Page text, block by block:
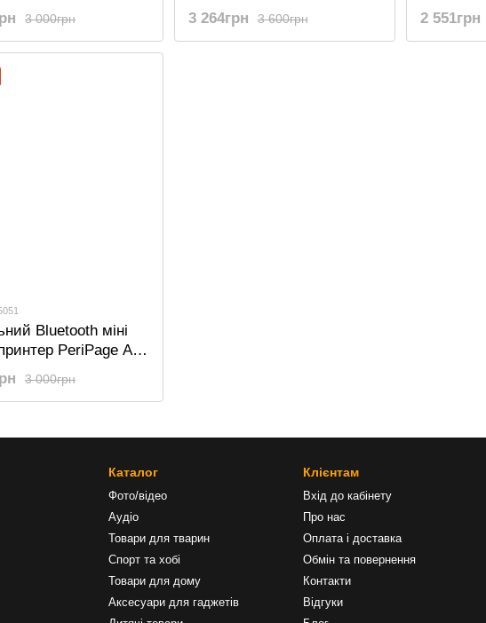
для
голубий
3 000грн
термодруком MemoBird
GT1 для смартфону
3 600грн
3 264грн
Paperang
2 551грн
Bluetooth міні
PeriPage A6,
для
рожевий
3 000грн
Каталог
Фото/відео
Аудіо
Товари для тварин
Спорт та хобі
Товари для дому
Аксесуари для гаджетів
Клієнтам
Вхід до кабінету
Про нас
Оплата і доставка
Обмін та повернення
Контакти
Відгуки